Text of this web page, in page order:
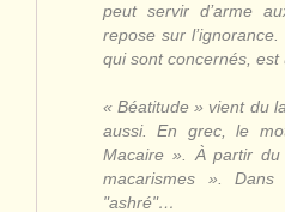
peut servir d’arme
repose sur
qui sont concernés,
« Béatitude » vient du
aussi. En grec, le
Macaire ». À partir
macarismes ».
"ashré"…